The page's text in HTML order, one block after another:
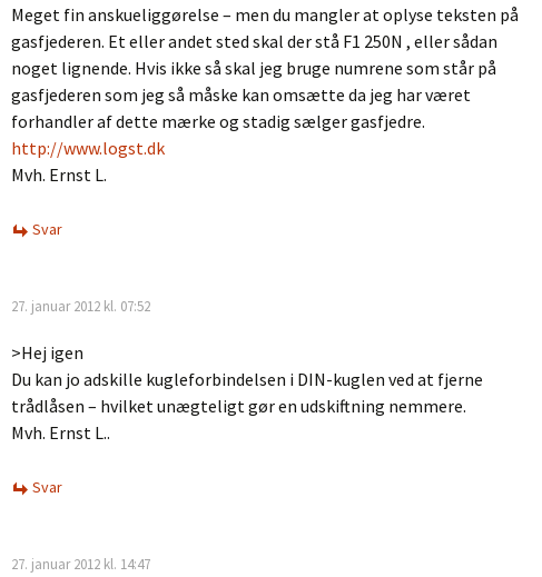
Meget fin anskueliggørelse – men du mangler at oplyse teksten på
gasfjederen. Et eller andet sted skal der stå F1 250N , eller sådan
noget lignende. Hvis ikke så skal jeg bruge numrene som står på
gasfjederen som jeg så måske kan omsætte da jeg har været
forhandler af dette mærke og stadig sælger gasfjedre.
http://www.logst.dk
Mvh. Ernst L.
Svar
27. januar 2012 kl. 07:52
>Hej igen
Du kan jo adskille kugleforbindelsen i DIN-kuglen ved at fjerne
trådlåsen – hvilket unægteligt gør en udskiftning nemmere.
Mvh. Ernst L..
Svar
27. januar 2012 kl. 14:47